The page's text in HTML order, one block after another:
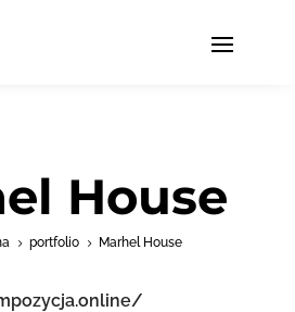
House
5 portfolio 5 Marhel House